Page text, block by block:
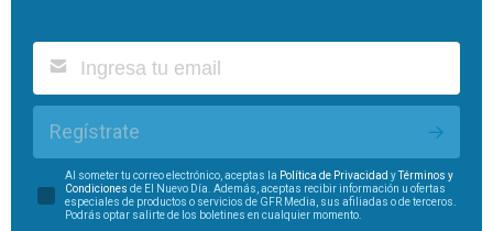
Regístrate
Al someter tu correo electrónico, aceptas la Política de Privacidad yTérminos y
Condiciones de El Nuevo Día. Además, aceptas recibir información u ofertas
especiales de productos o servicios de GFR Media, sus afiliadas o de terceros.
Podrás optar salirte de los boletines en cualquier momento.